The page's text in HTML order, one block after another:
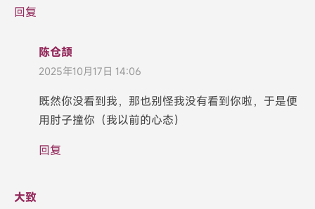
回复
陈仓颉
2025年10月17日 14:06
既然你没看到我，那也别怪我没有看到你啦，于是便
用肘子撞你（我以前的心态）
回复
大致